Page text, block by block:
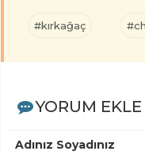
#kırkağaç
YORUM EKLE
Adınız Soyadınız